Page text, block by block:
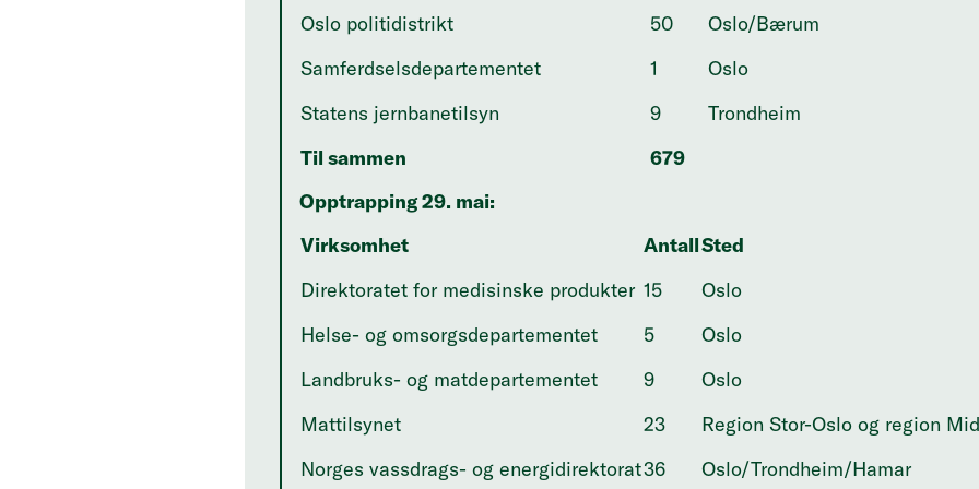
Oslo politidistrikt 50
Oslo/Bærum
Samferdselsdepartementet
1
Oslo
Statens jernbanetilsyn
9
Trondheim
Til sammen
679
Opptrapping 29. mai:
Virksomhet
AntallSted
Direktoratet for medisinske produkter 15
Oslo
Helse- og omsorgsdepartementet
5
Oslo
Landbruks- og matdepartementet
9
Oslo
Mattilsynet
23
Region Stor-Oslo og region
Norges vassdrags- og energidirektorat36 Oslo/Trondheim/Hamar